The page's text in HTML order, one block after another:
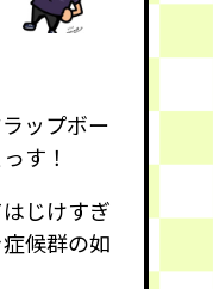
ップボー
す！
じけすぎ
候群の如